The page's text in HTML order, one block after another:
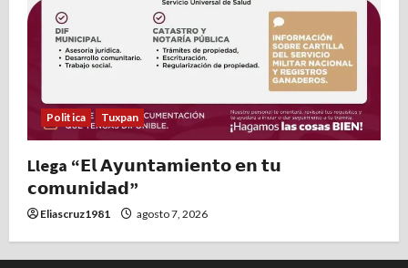
Politica Tuxpan
Llega “𝗘𝗹 𝗔𝘆𝘂𝗻𝘁𝗮𝗺𝗶𝗲𝗻𝘁𝗼 𝗲𝗻 𝘁𝘂
𝗰𝗼𝗺𝘂𝗻𝗶𝗱𝗮𝗱”
Eliascruz1981 agosto 7, 2026